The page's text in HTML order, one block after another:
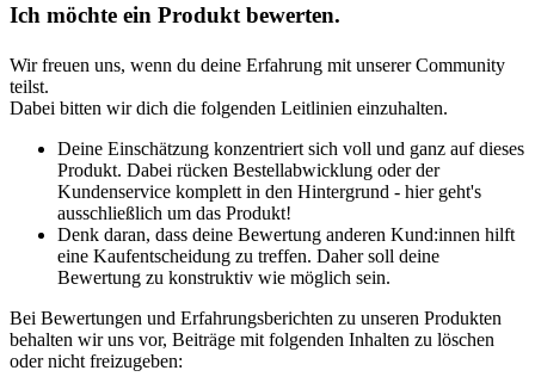
Ich möchte ein Produkt bewerten.
Wir freuen uns, wenn du deine Erfahrung mit unserer Community
teilst.
Dabei bitten wir dich die folgenden Leitlinien einzuhalten.
Deine Einschätzung konzentriert sich voll und ganz auf dieses
Produkt. Dabei rücken Bestellabwicklung oder der
Kundenservice komplett in den Hintergrund - hier geht's
ausschließlich um das Produkt!
Denk daran, dass deine Bewertung anderen Kund:innen hilft
eine Kaufentscheidung zu treffen. Daher soll deine
Bewertung zu konstruktiv wie möglich sein.
Bei Bewertungen und Erfahrungsberichten zu unseren Produkten
behalten wir uns vor, Beiträge mit folgenden Inhalten zu löschen
oder nicht freizugeben: